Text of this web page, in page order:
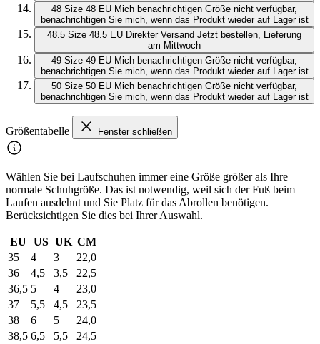
48 Size 48 EU Mich benachrichtigen Größe nicht verfügbar,
benachrichtigen Sie mich, wenn das Produkt wieder auf Lager ist
48.5 Size 48.5 EU Direkter Versand Jetzt bestellen, Lieferung
am Mittwoch
49 Size 49 EU Mich benachrichtigen Größe nicht verfügbar,
benachrichtigen Sie mich, wenn das Produkt wieder auf Lager ist
50 Size 50 EU Mich benachrichtigen Größe nicht verfügbar,
benachrichtigen Sie mich, wenn das Produkt wieder auf Lager ist
Größentabelle Fenster schließen
Wählen Sie bei Laufschuhen immer eine Größe größer als Ihre
normale Schuhgröße. Das ist notwendig, weil sich der Fuß beim
Laufen ausdehnt und Sie Platz für das Abrollen benötigen.
Berücksichtigen Sie dies bei Ihrer Auswahl.
EU US UK CM
35
4 3
22,0
36
4,5 3,5
22,5
36,5 5 4
23,0
37
5,5 4,5
23,5
38
6 5
24,0
38,5 6,5 5,5
24,5